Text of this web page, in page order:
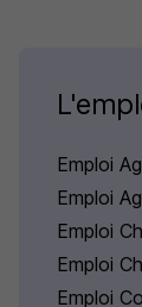
Emploi
Emploi
Emploi
Emploi
Emploi